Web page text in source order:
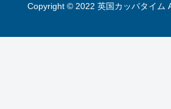
Copyright © 2022 英国カッパタイム